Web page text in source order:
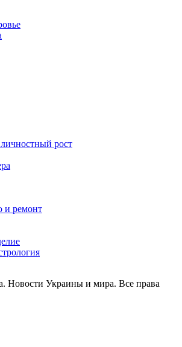
рост
и ремонт
Новости Украины и мира. Все права